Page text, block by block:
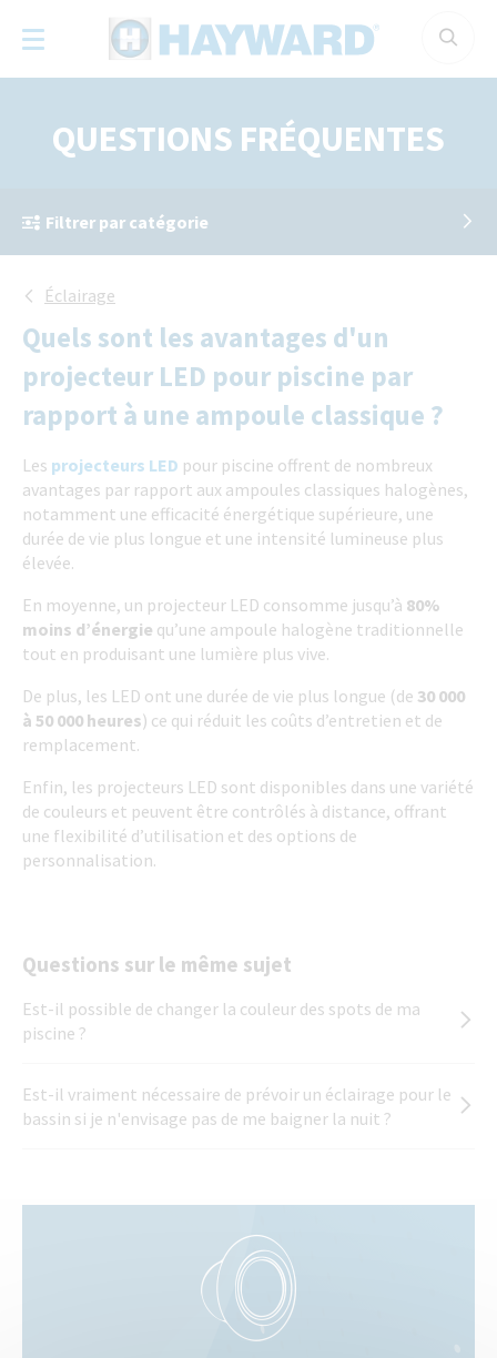
QUESTIONS FRÉQUENTES
Filtrer par catégorie
Éclairage
Quels sont les avantages d'un
projecteur LED pour piscine par
rapport à une ampoule classique ?
Les projecteurs LED pour piscine offrent de nombreux
avantages par rapport aux ampoules classiques halogènes,
notamment une efficacité énergétique supérieure, une
durée de vie plus longue et une intensité lumineuse plus
élevée.
En moyenne, un projecteur LED consomme jusqu’à 80%
moins d’énergie qu’une ampoule halogène traditionnelle
tout en produisant une lumière plus vive.
De plus, les LED ont une durée de vie plus longue (de 30 000
à 50 000 heures) ce qui réduit les coûts d’entretien et de
remplacement.
Enfin, les projecteurs LED sont disponibles dans une variété
de couleurs et peuvent être contrôlés à distance, offrant
une flexibilité d’utilisation et des options de
personnalisation.
Questions sur le même sujet
Est-il possible de changer la couleur des spots de ma
piscine ?
Est-il vraiment nécessaire de prévoir un éclairage pour le
bassin si je n'envisage pas de me baigner la nuit ?